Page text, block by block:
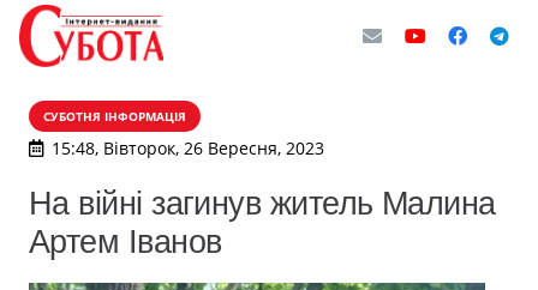
СУБОТНЯ ІНФОРМАЦІЯ
15:48, Вівторок, 26 Вересня, 2023
На війні загинув житель Малина
Артем Іванов